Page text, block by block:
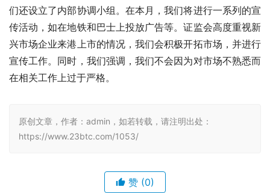
们还设立了内部协调小组。在本月，我们将进行一系列的宣
传活动，如在地铁和巴士上投放广告等。证监会高度重视新
兴市场企业来港上市的情况，我们会积极开拓市场，并进行
宣传工作。同时，我们强调，我们不会因为对市场不熟悉而
在相关工作上过于严格。
原创文章，作者：admin，如若转载，请注明出处：
https://www.23btc.com/1053/
赞 (0)